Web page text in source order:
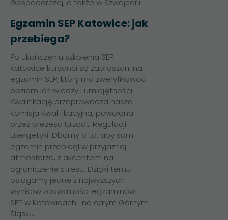
Gospodarczej, a także w Szwajcarii.
Egzamin SEP Katowice: jak
przebiega?
Po ukończeniu szkolenia SEP
Katowice kursanci są zapraszani na
egzamin SEP, który ma zweryfikować
poziom ich wiedzy i umiejętności.
Kwalifikację przeprowadza nasza
Komisja Kwalifikacyjna, powołana
przez prezesa Urzędu Regulacji
Energetyki. Dbamy o to, aby sam
egzamin przebiegł w przyjaznej
atmosferze, z akcentem na
ograniczenie stresu. Dzięki temu
osiągamy jedne z najwyższych
wyników zdawalności egzaminów
SEP w Katowicach i na całym Górnym
Śląsku.